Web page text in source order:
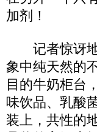
加剂！
记者惊讶地
象中纯天然的
目的牛奶柜台
味饮品、乳酸
装上，共性的